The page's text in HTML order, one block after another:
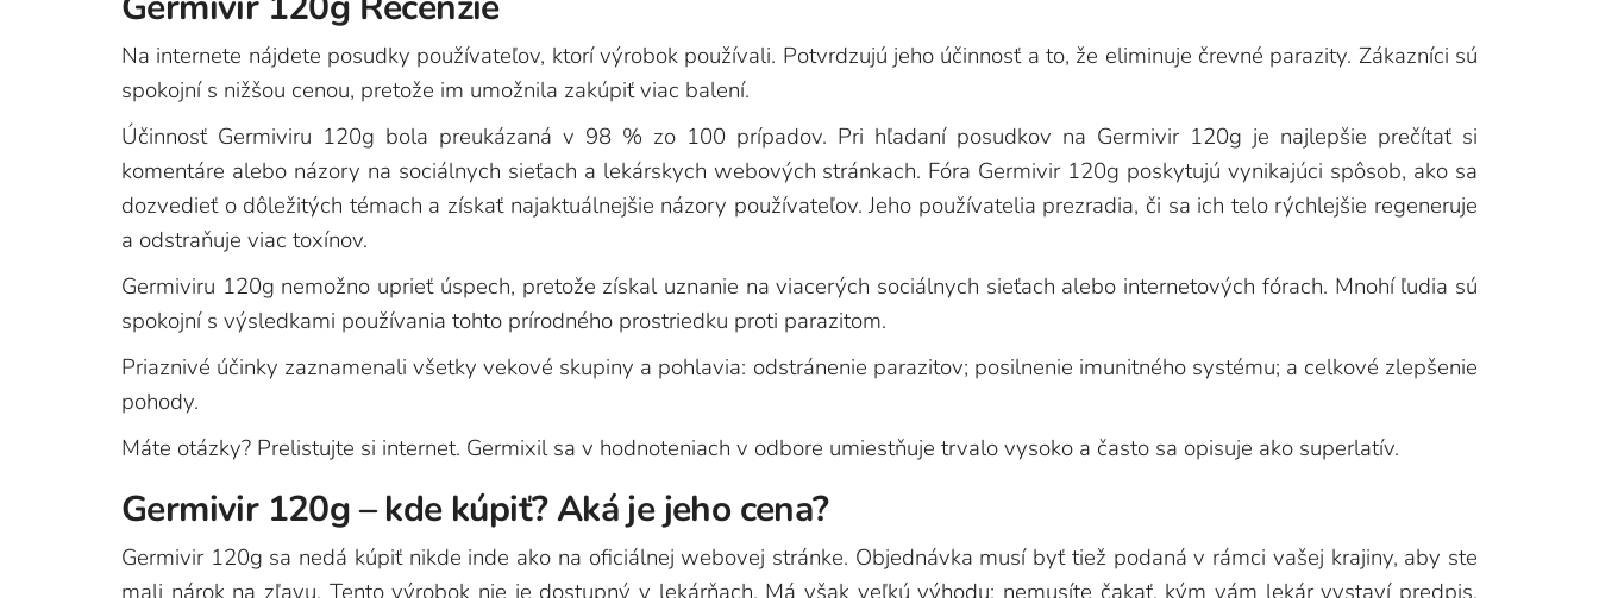
Na internete nájdete posudky používateľov, ktorí výrobok používali. Potvrdzujú jeho účinnosť a to, že eliminuje črevné parazity. Zákazníci sú
spokojní s nižšou cenou, pretože im umožnila zakúpiť viac balení.
Účinnosť Germiviru 120g bola preukázaná v 98 % zo 100 prípadov. Pri hľadaní posudkov na Germivir 120g je najlepšie prečítať si
komentáre alebo názory na sociálnych sieťach a lekárskych webových stránkach. Fóra Germivir 120g poskytujú vynikajúci spôsob, ako sa
dozvedieť o dôležitých témach a získať najaktuálnejšie názory používateľov. Jeho používatelia prezradia, či sa ich telo rýchlejšie regeneruje
a odstraňuje viac toxínov.
Germiviru 120g nemožno uprieť úspech, pretože získal uznanie na viacerých sociálnych sieťach alebo internetových fórach. Mnohí ľudia sú
spokojní s výsledkami používania tohto prírodného prostriedku proti parazitom.
Priaznivé účinky zaznamenali všetky vekové skupiny a pohlavia: odstránenie parazitov; posilnenie imunitného systému; a celkové zlepšenie
pohody.
Máte otázky? Prelistujte si internet. Germixil sa v hodnoteniach v odbore umiestňuje trvalo vysoko a často sa opisuje ako superlatív.
Germivir 120g – kde kúpiť? Aká je jeho cena?
Germivir 120g sa nedá kúpiť nikde inde ako na oficiálnej webovej stránke. Objednávka musí byť tiež podaná v rámci vašej krajiny, aby ste
mali nárok na zľavu. Tento výrobok nie je dostupný v lekárňach. Má však veľkú výhodu: nemusíte čakať, kým vám lekár vystaví predpis.